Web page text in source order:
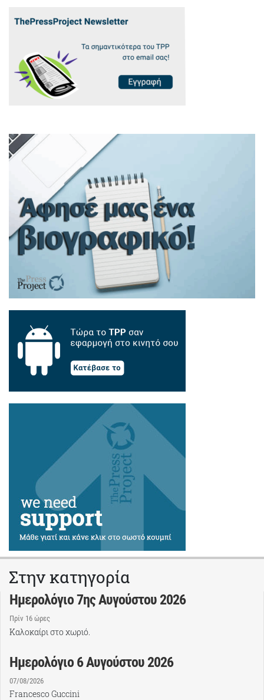
Στην κατηγορία
Ημερολόγιο 7ης Αυγούστου 2026
Πρίν 16 ώρες
Καλοκαίρι στο χωριό.
Ημερολόγιο 6 Αυγούστου 2026
07/08/2026
Francesco Guccini